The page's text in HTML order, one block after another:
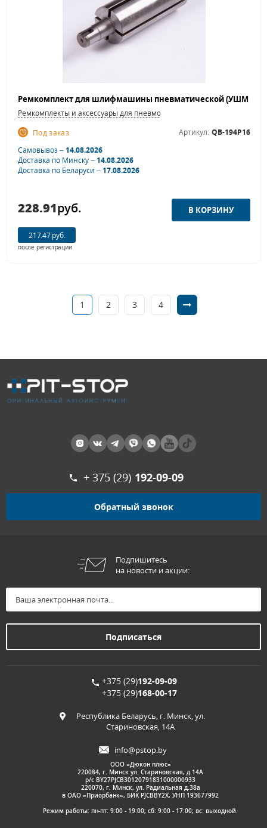
Ремкомплекты и аксессуары для пневмошлифовальных машинок
Под заказ
Артикул: QB-194P16
Самовывоз –14.08.2026
Доставка по Минску –14.08.2026
Доставка по Беларуси –17.08.2026
228.91руб.
217.47 руб.
после регистрации
1 2 3 4
+ 375 (29) 192-09-09
Обратный звонок
Подпишитесь
на новости и акции:
+375 (29)192-09-09
+375 (29)168-00-17
Республика Беларусь, г. Минск, ул.
Стариновская, 14А
info@pstop.by
ООО «Дюкон плюс»
220084, г. Минск ул. Стариновская, д.14А
р/с BY27PJCB30120791831000000933
220070, г. Минск, ул. Радиальная д.38а
в ОАО «Приорбанк», БИК PJCBBY2X, УНП 193677992
Режим работы: пн-пт: 9:00 - 19:00; сб: 9:00 - 17:00; вс: выходной.